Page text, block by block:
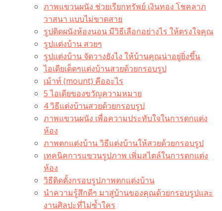
ภาพแขวนผนัง ช่วยเรียกทรัพย์ เงินทอง โชคลาภ
วาสนา แบบไม่ขาดสาย
รูปติดผนังห้องนอน มีวิธีเลือกอย่างไร ให้ตรงใจคุณ
รูปแต่งบ้าน สวยๆ
รูปแต่งบ้าน จัดวางยังไง ให้บ้านคุณน่าอยู่ยิ่งขึ้น
ไอเดียเด็ดๆแต่งบ้านสวยด้วยกรอบรูป
เม้าท์ (mount) คืออะไร​
5 ไอเดียของขวัญความหมาย
4 วิธีแต่งบ้านสวยด้วยกรอบรูป
ภาพแขวนผนัง เพื่อความประทับใจในการตกแต่ง
ห้อง
ภาพตกแต่งบ้าน วิธีแต่งบ้านให้สวยด้วยกรอบรูป
เทคนิคการแขวนรูปภาพ เพิ่มสไตล์ในการตกแต่ง
ห้อง
วิธีติดตั้งกรอบรูปภาพตกแต่งบ้าน
นำความรู้สึกดีๆ มาสู่บ้านของคุณด้วยกรอบรูปและ
งานศิลปะที่ไม่ซ้ำใคร